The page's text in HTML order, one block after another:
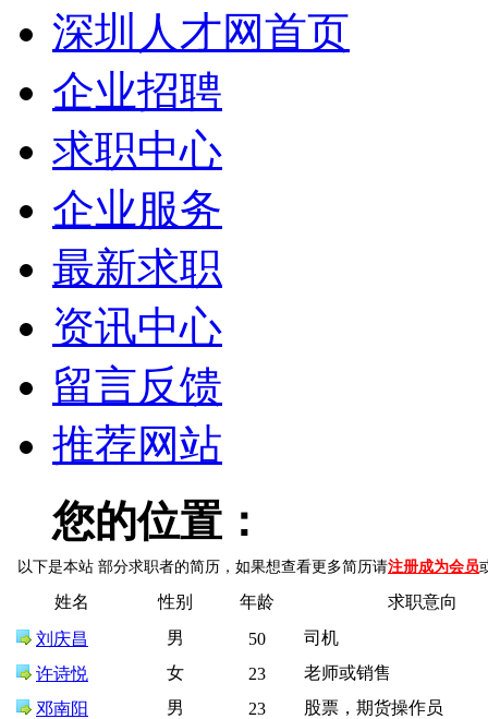
深圳人才网首页
企业招聘
求职中心
企业服务
最新求职
资讯中心
留言反馈
推荐网站
您的位置：
以下是本站 部分求职者的简历，如果想查看更多简历请注册成为会员
姓名 性别 年龄
求职意向
刘庆昌
男 50
司机
许诗悦
女 23
老师或销售
邓南阳
男 23
股票，期货操作员